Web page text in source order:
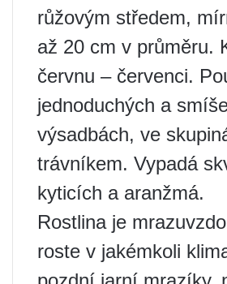
růžovým středem,
až 20 cm v průměru.
červnu – červenci.
jednoduchých a
výsadbách, ve
trávníkem. Vypadá
kyticích a aranžmá.
Rostlina je
roste v jakémkoli